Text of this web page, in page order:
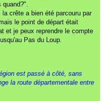
quand?".
crête a bien été parcouru par
le point de départ était
et je peux reprendre le compte
Pas du Loup.
est passé à côté, sans
la route départementale entre